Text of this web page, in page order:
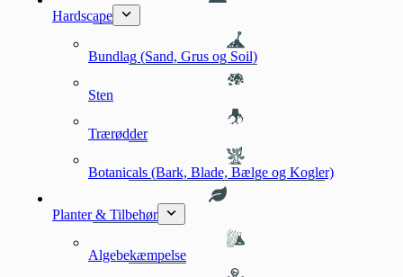
Hardscape
Bundlag (Sand, Grus og Soil)
Sten
Trærødder
Botanicals (Bark, Blade, Bælge og Kogler)
Planter & Tilbehør
Algebekæmpelse